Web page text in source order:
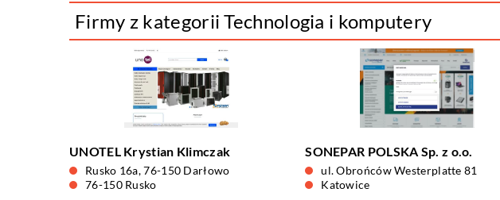
Firmy z kategorii Technologia i komputery
UNOTEL Krystian Klimczak
Rusko 16a, 76-150 Darłowo
76-150 Rusko
SONEPAR POLSKA Sp. z o.o.
ul. Obrońców Westerplatte 81
Katowice